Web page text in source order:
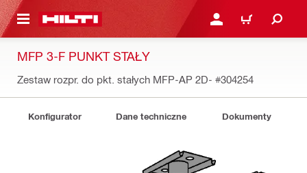
GŁÓWNEJ ZALOGUJ SIĘ LUB
KOSZYK
MFP 3-F PUNKT STAŁY
Zestaw rozpr. do pkt. stałych MFP-AP 2D- #304254
Konfigurator Dane techniczne Dokumenty